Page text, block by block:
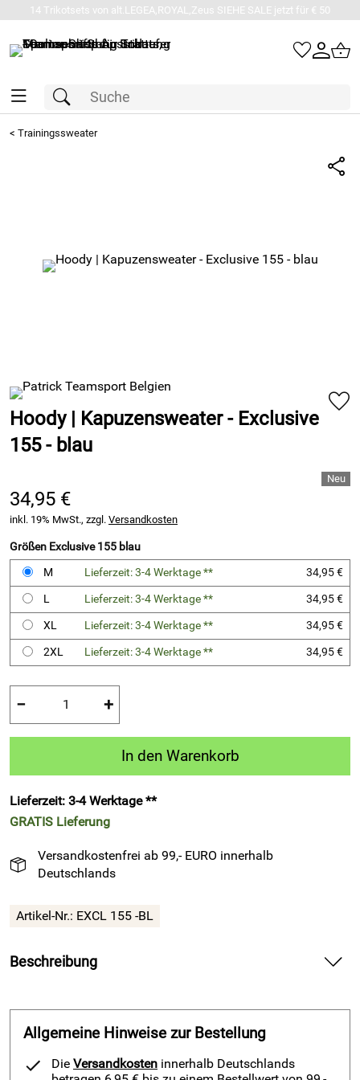
14 Trikotsets von alt.LEGEA,ROYAL,Zeus SIEHE SALE jetzt für € 50
< Trainingssweater
Hoody | Kapuzensweater - Exclusive
155 - blau
34,95 €
inkl. 19% MwSt., zzgl. Versandkosten
Größen Exclusive 155 blau
M
Lieferzeit: 3-4 Werktage **
34,95 €
L
Lieferzeit: 3-4 Werktage **
34,95 €
XL
Lieferzeit: 3-4 Werktage **
34,95 €
2XL
Lieferzeit: 3-4 Werktage ** 34,95 €
− +
In den Warenkorb
Lieferzeit: 3-4 Werktage **
GRATIS Lieferung
Versandkostenfrei ab 99,- EURO innerhalb
Deutschlands
Artikel-Nr.: EXCL 155 -BL
Beschreibung
Teamsport Belgien bietet warmen, leichten Komfort für
Training und Freizeit.
Erlebe die weiche Innenseite und spüre die angenehme
Wärme auf deiner Haut. Setze die wärmende Kapuze bei
Allgemeine Hinweise zur Bestellung
Die Versandkosten innerhalb Deutschlands